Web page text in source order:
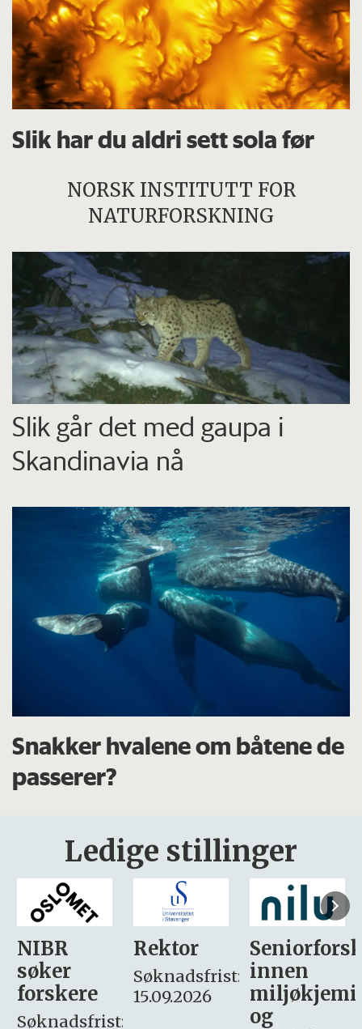
Slik har du aldri sett sola før
NORSK INSTITUTT FOR
NATURFORSKNING
Slik går det med gaupa i
Skandinavia nå
Snakker hvalene om båtene de
passerer?
Ledige stillinger
Rektor
Søknadsfrist:
15.09.2026
Seniorforsker
innen
miljøkjemi
søker
– fast